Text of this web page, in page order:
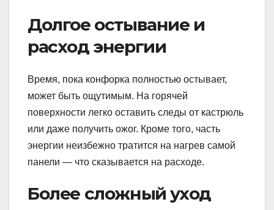
Долгое остывание и
расход энергии
Время, пока конфорка полностью остывает,
может быть ощутимым. На горячей
поверхности легко оставить следы от кастрюль
или даже получить ожог. Кроме того, часть
энергии неизбежно тратится на нагрев самой
панели — что сказывается на расходе.
Более сложный уход